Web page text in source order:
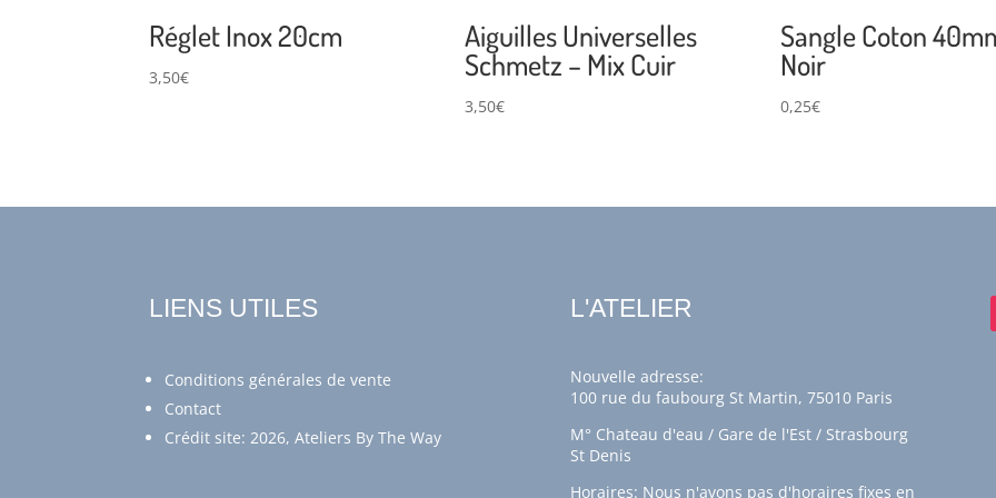
Réglet Inox 20cm
3,50€
Aiguilles Universelles
Schmetz – Mix Cuir
3,50€
Sangle Coton
Noir
0,25€
LIENS UTILES
Conditions générales de vente
Contact
Crédit site: 2026, Ateliers By The Way
L'ATELIER
Nouvelle adresse:
100 rue du faubourg St Martin, 75010 Paris
M° Chateau d'eau / Gare de l'Est / Strasbourg
St Denis
Horaires: Nous n'avons pas d'horaires fixes en